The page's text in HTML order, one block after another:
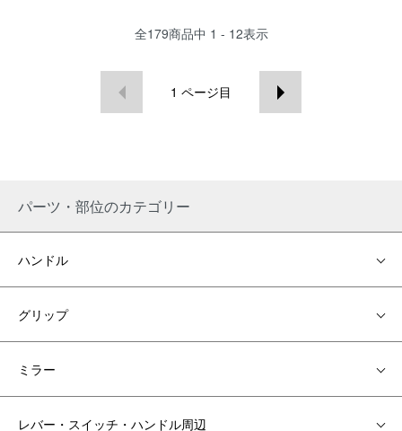
全179商品中 1 - 12表示
1 ページ目
パーツ・部位のカテゴリー
ハンドル
グリップ
ミラー
レバー・スイッチ・ハンドル周辺